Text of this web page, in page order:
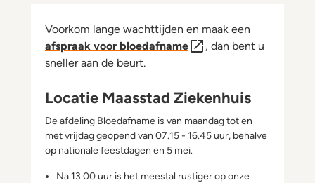
Voorkom lange wachttijden en maak een
afspraak voor bloedafname
, dan bent u
sneller aan de beurt.
Locatie Maasstad Ziekenhuis
De afdeling Bloedafname is van maandag tot en
met vrijdag geopend van 07.15 - 16.45 uur, behalve
op nationale feestdagen en 5 mei.
Na 13.00 uur is het meestal rustiger op onze